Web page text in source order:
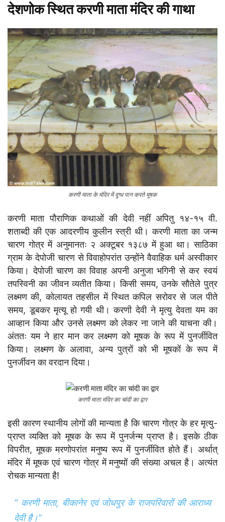
देशणोक स्थित करणी माता मंदिर की गाथा
करणी माता के मंदिर में दुग्ध पान करते मूषक
करणी माता पौराणिक कथाओं की देवी नहीं अपितु १४-१५ वी.
शताब्दी की एक आदरणीय कुलीन स्त्री थी। करणी माता का जन्म
चारण गोत्र में अनुमानतः २ अक्टूबर १३८७ में हुआ था। साठिका
ग्राम के देपोजी चारण से विवाहोपरांत उन्होंने वैवाहिक धर्म अस्वीकार
किया। देपोजी चारण का विवाह अपनी अनुजा भगिनी से कर स्वयं
तपस्विनी का जीवन व्यतीत किया। किसी समय, उनके सौतेले पुत्र
लक्ष्मण की, कोलायत तहसील में स्थित कपिल सरोवर से जल पीते
समय, डूबकर मृत्यू हो गयी थी। करणी देवी ने मृत्यु देवता यम का
आव्हान किया और उनसे लक्ष्मण को लेकर ना जाने की याचना की।
अंततः यम ने हार मान कर लक्ष्मण को मूषक के रूप में पुनर्जीवित
किया। लक्ष्मण के अलावा, अन्य पुत्रों को भी मूषकों के रूप में
पुनर्जीवन का वरदान दिया।
करणी माता मंदिर का चांदी का द्वार
इसी कारण स्थानीय लोगों की मान्यता है कि चारण गोत्र के हर मृत्यु-
प्राप्त व्यक्ति को मूषक के रूप में पुनर्जन्म प्राप्त है। इसके ठीक
विपरीत, मूषक मरणोपरांत मनुष्य रूप में पुनर्जीवित होते हैं। अर्थात्
मंदिर में मूषक एवं चारण गोत्र में मनुष्यों की संख्या अचल है। अत्यंत
रोचक मान्यता है!
“ करणी माता, बीकानेर एवं जोधपुर के राजपरिवारों की आराध्य
देवी है।”